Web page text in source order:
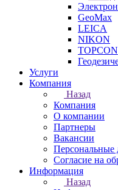
GeoMax
LEICA
NIKON
TOPCON
Услуги
Компания
Назад
Компания
О компании
Партнеры
Вакансии
Персональные
Согласие на
Информация
Назад